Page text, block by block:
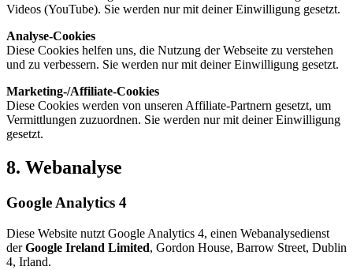
Videos (YouTube). Sie werden nur mit deiner Einwilligung gesetzt.
Analyse-Cookies
Diese Cookies helfen uns, die Nutzung der Webseite zu verstehen
und zu verbessern. Sie werden nur mit deiner Einwilligung gesetzt.
Marketing-/Affiliate-Cookies
Diese Cookies werden von unseren Affiliate-Partnern gesetzt, um
Vermittlungen zuzuordnen. Sie werden nur mit deiner Einwilligung
gesetzt.
8. Webanalyse
Google Analytics 4
Diese Website nutzt Google Analytics 4, einen Webanalysedienst
derGoogle Ireland Limited, Gordon House, Barrow Street, Dublin
4, Irland.